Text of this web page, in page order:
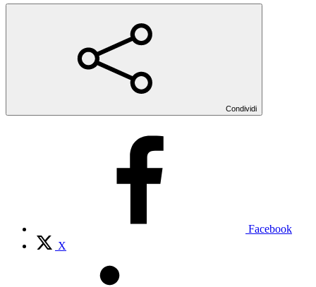
Condividi
Facebook
X